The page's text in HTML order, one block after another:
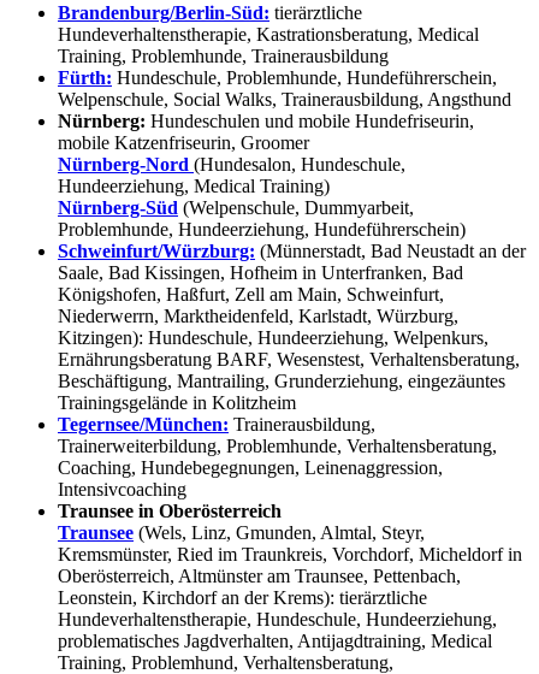
Brandenburg/Berlin-Süd: tierärztliche
Hundeverhaltenstherapie, Kastrationsberatung, Medical
Training, Problemhunde, Trainerausbildung
Fürth: Hundeschule, Problemhunde, Hundeführerschein,
Welpenschule, Social Walks, Trainerausbildung, Angsthund
Nürnberg: Hundeschulen und mobile Hundefriseurin,
mobile Katzenfriseurin, Groomer
Nürnberg-Nord (Hundesalon, Hundeschule,
Hundeerziehung, Medical Training)
Nürnberg-Süd (Welpenschule, Dummyarbeit,
Problemhunde, Hundeerziehung, Hundeführerschein)
Schweinfurt/Würzburg: (Münnerstadt, Bad Neustadt an der
Saale, Bad Kissingen, Hofheim in Unterfranken, Bad
Königshofen, Haßfurt, Zell am Main, Schweinfurt,
Niederwerrn, Marktheidenfeld, Karlstadt, Würzburg,
Kitzingen): Hundeschule, Hundeerziehung, Welpenkurs,
Ernährungsberatung BARF, Wesenstest, Verhaltensberatung,
Beschäftigung, Mantrailing, Grunderziehung, eingezäuntes
Trainingsgelände in Kolitzheim
Tegernsee/München: Trainerausbildung,
Trainerweiterbildung, Problemhunde, Verhaltensberatung,
Coaching, Hundebegegnungen, Leinenaggression,
Intensivcoaching
Traunsee in Oberösterreich
Traunsee (Wels, Linz, Gmunden, Almtal, Steyr,
Kremsmünster, Ried im Traunkreis, Vorchdorf, Micheldorf in
Oberösterreich, Altmünster am Traunsee, Pettenbach,
Leonstein, Kirchdorf an der Krems): tierärztliche
Hundeverhaltenstherapie, Hundeschule, Hundeerziehung,
problematisches Jagdverhalten, Antijagdtraining, Medical
Training, Problemhund, Verhaltensberatung,